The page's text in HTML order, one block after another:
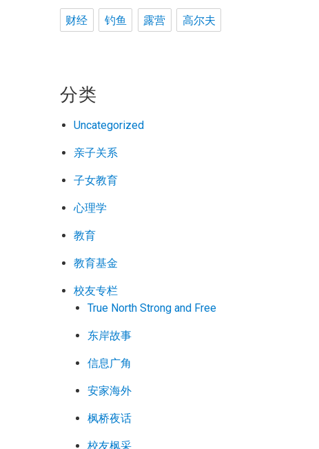
财经 钓鱼 露营 高尔夫
分类
Uncategorized
亲子关系
子女教育
心理学
教育
教育基金
校友专栏
True North Strong and Free
东岸故事
信息广角
安家海外
枫桥夜话
校友枫采